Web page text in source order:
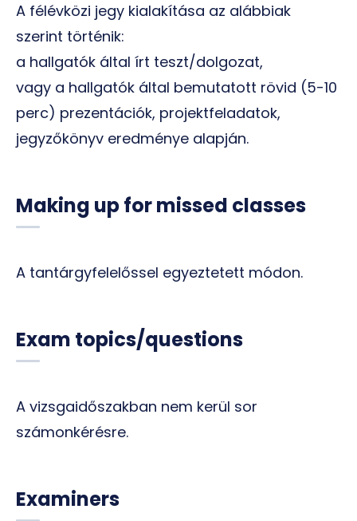
A félévközi jegy kialakítása az alábbiak
szerint történik:
a hallgatók által írt teszt/dolgozat,
vagy a hallgatók által bemutatott rövid (5-10
perc) prezentációk, projektfeladatok,
jegyzőkönyv eredménye alapján.
Making up for missed classes
A tantárgyfelelőssel egyeztetett módon.
Exam topics/questions
A vizsgaidőszakban nem kerül sor
számonkérésre.
Examiners